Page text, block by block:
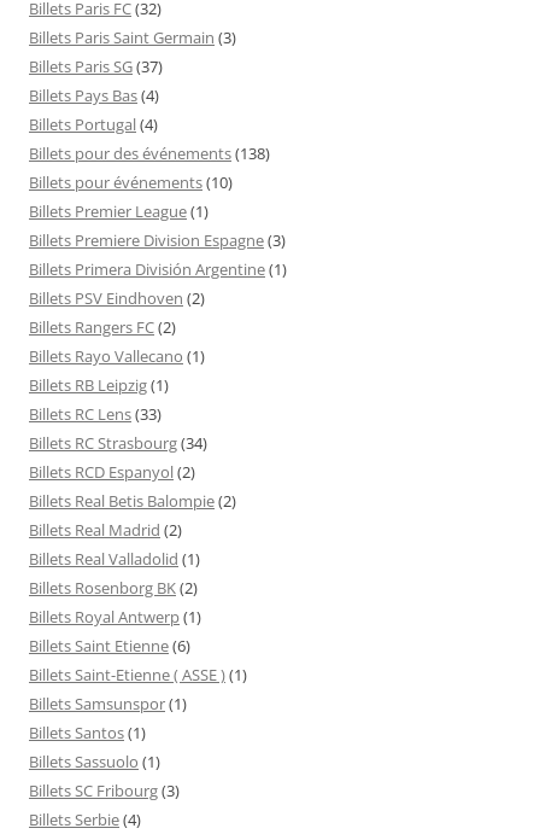
Billets Paris FC(32)
Billets Paris Saint Germain (3)
Billets Paris SG(37)
Billets Pays Bas(4)
Billets Portugal(4)
Billets pour des événements(138)
Billets pour événements(10)
Billets Premier League(1)
Billets Premiere Division Espagne(3)
Billets Primera División Argentine(1)
Billets PSV Eindhoven (2)
Billets Rangers FC(2)
Billets Rayo Vallecano (1)
Billets RB Leipzig(1)
Billets RC Lens(33)
Billets RC Strasbourg(34)
Billets RCD Espanyol(2)
Billets Real Betis Balompie(2)
Billets Real Madrid (2)
Billets Real Valladolid (1)
Billets Rosenborg BK(2)
Billets Royal Antwerp(1)
Billets Saint Etienne(6)
Billets Saint-Etienne ( ASSE )(1)
Billets Samsunspor(1)
Billets Santos(1)
Billets Sassuolo (1)
Billets SC Fribourg(3)
Billets Serbie(4)